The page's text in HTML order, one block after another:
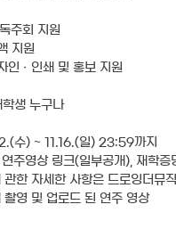
독주회 지원
지원
인 · 인쇄 및 홍보 지원
대학생 누구나
수) ~ 11.16.(일) 23:59까지
신청서, 연주영상 링크(일부공개),
관한 자세한 사항은 드로잉더뮤
촬영 및 업로드 된 연주 영상